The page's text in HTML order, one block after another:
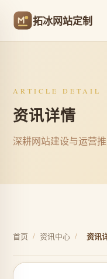
拓冰网站定制
ARTICLE DETAIL
资讯详情
深耕网站建设与运营
首页 / 资讯中心 / 资讯